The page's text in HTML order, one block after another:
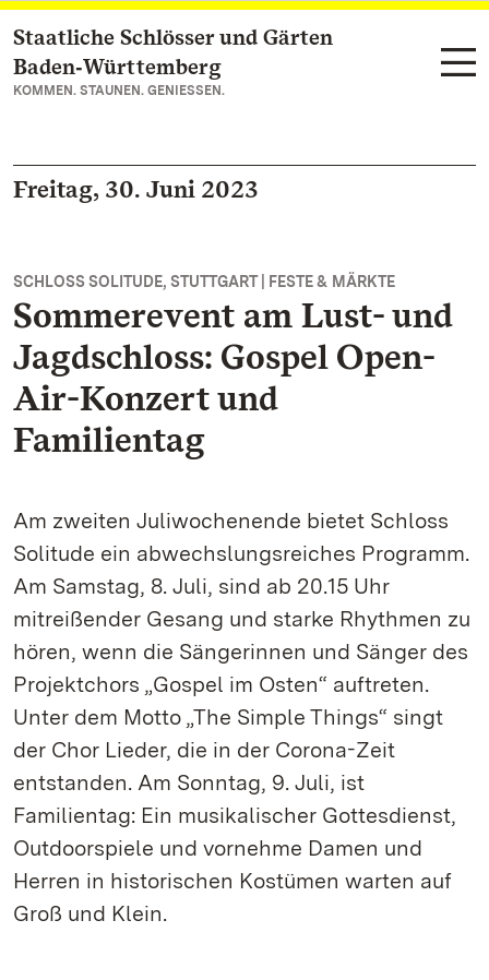
Zum Hauptinhalt springen
Staatliche Schlösser und Gärten
Baden‑Württemberg
KOMMEN. STAUNEN. GENIESSEN.
Freitag, 30. Juni 2023
SCHLOSS SOLITUDE, STUTTGART | FESTE & MÄRKTE
Sommerevent am Lust- und
Jagdschloss: Gospel Open-
Air-Konzert und
Familientag
Am zweiten Juliwochenende bietet Schloss
Solitude ein abwechslungsreiches Programm.
Am Samstag, 8. Juli, sind ab 20.15 Uhr
mitreißender Gesang und starke Rhythmen zu
hören, wenn die Sängerinnen und Sänger des
Projektchors „Gospel im Osten“ auftreten.
Unter dem Motto „The Simple Things“ singt
der Chor Lieder, die in der Corona-Zeit
entstanden. Am Sonntag, 9. Juli, ist
Familientag: Ein musikalischer Gottesdienst,
Outdoorspiele und vornehme Damen und
Herren in historischen Kostümen warten auf
Groß und Klein.